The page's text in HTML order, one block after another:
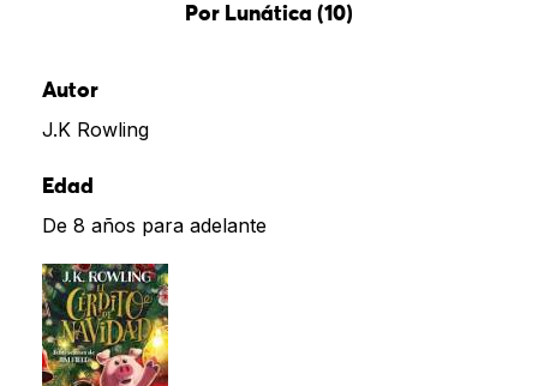
Por Lunática (10)
Autor
J.K Rowling
Edad
De 8 años para adelante